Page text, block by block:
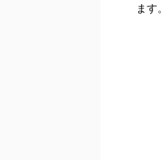
ます。